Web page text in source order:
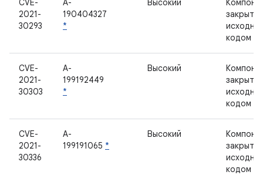
CVE-
2021-
30293
A-
190404327
*
Высокий
кодом
CVE-
2021-
30303
A-
199192449
*
Высокий
кодом
CVE-
2021-
30336
A-
199191065 *
Высокий
кодом